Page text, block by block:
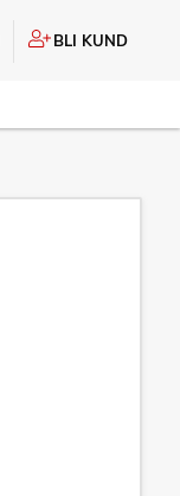
BLI KUND